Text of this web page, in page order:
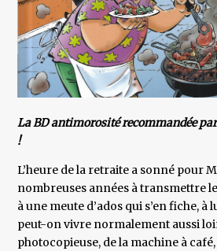
La BD antimorosité recommandée
!
L’heure de la retraite a sonné pour
nombreuses années à transmettre
à une meute d’ados qui s’en fiche, à
peut-on vivre normalement aussi
photocopieuse, de la machine à